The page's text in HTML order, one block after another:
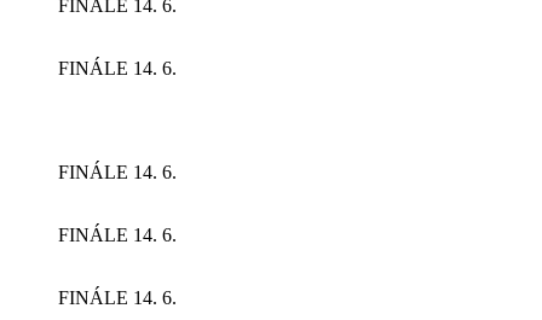
FINÁLE 14. 6.
FINÁLE 14. 6.
FINÁLE 14. 6.
FINÁLE 14. 6.
FINÁLE 14. 6.